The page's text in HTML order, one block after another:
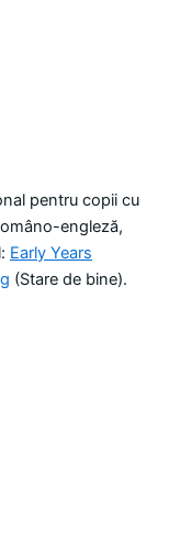
pentru copii cu
engleză,
Early Years
(Stare de bine).